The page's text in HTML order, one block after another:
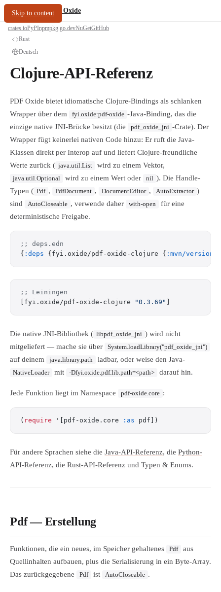
Skip to content
oxide.fyi/PDF Oxide
crates.ioPyPInpmpkg.go.devNuGetGitHub
Rust
Deutsch
Clojure-API-Referenz
PDF Oxide bietet idiomatische Clojure-Bindings als schlanken
Wrapper über dem
fyi.oxide:pdf-oxide -Java-Binding, das die
einzige native JNI-Brücke besitzt (die
pdf_oxide_jni -Crate). Der
Wrapper fügt keinerlei nativen Code hinzu: Er ruft die Java-
Klassen direkt per Interop auf und liefert Clojure-freundliche
Werte zurück ( java.util.List wird zu einem Vektor,
java.util.Optional wird zu einem Wert oder nil ). Die Handle-
Typen ( Pdf , PdfDocument , DocumentEditor , AutoExtractor )
sind
AutoCloseable , verwende daher with-open
für eine
deterministische Freigabe.
;; deps.edn
{ :deps {fyi.oxide/pdf-oxide-clojure { :mvn/version
;; Leiningen
[fyi.oxide/pdf-oxide-clojure
"0.3.69"
Die native JNI-Bibliothek ( libpdf_oxide_jni ) wird nicht
mitgeliefert — mache sie über
System.loadLibrary("pdf_oxide_jni")
auf deinem java.library.path ladbar, oder weise den Java-
NativeLoader mit -Dfyi.oxide.pdf.lib.path=<path> darauf hin.
Jede Funktion liegt im Namespace pdf-oxide.core :
( require '[pdf-oxide.core :as pdf])
Für andere Sprachen siehe die Java-API-Referenz, die Python-
API-Referenz, die Rust-API-Referenz und Typen & Enums.
Pdf — Erstellung
Funktionen, die ein neues, im Speicher gehaltenes Pdf
aus
Quellinhalten aufbauen, plus die Serialisierung in ein Byte-Array.
Das zurückgegebene
Pdf ist AutoCloseable .